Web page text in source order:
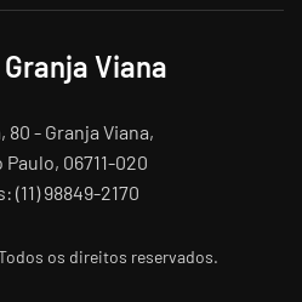
Viana
80 - Granja Viana,
Paulo, 06711-020
(11) 98849-2170
os direitos reservados.